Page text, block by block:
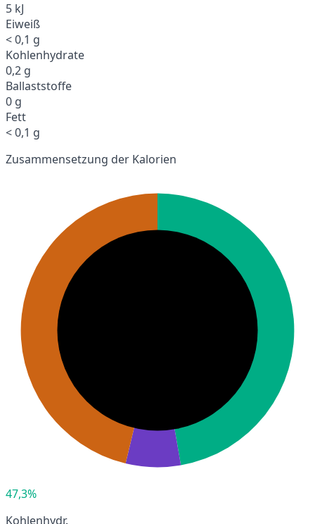
5 kJ
Eiweiß
< 0,1 g
Kohlenhydrate
0,2 g
Ballaststoffe
0 g
Fett
< 0,1 g
Zusammensetzung der Kalorien
47,3%
Kohlenhydr.